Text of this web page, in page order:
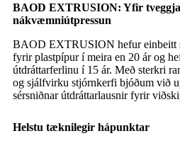
BAOD EXTRUSION: Yfir
nákvæmniútpressun
BAOD EXTRUSION hefur einbeitt
fyrir plastpípur í meira en 20 ár og
útdráttarferlinu í 15 ár. Með sterkri
og sjálfvirku stjórnkerfi bjóðum við
sérsniðnar útdráttarlausnir fyrir
Helstu tæknilegir hápunktar